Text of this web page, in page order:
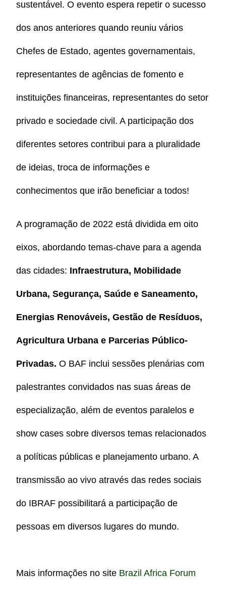
sustentável. O evento espera repetir o sucesso
dos anos anteriores quando reuniu vários
Chefes de Estado, agentes governamentais,
representantes de agências de fomento e
instituições financeiras, representantes do setor
privado e sociedade civil. A participação dos
diferentes setores contribui para a pluralidade
de ideias, troca de informações e
conhecimentos que irão beneficiar a todos!
A programação de 2022 está dividida em oito
eixos, abordando temas-chave para a agenda
das cidades: Infraestrutura, Mobilidade
Urbana, Segurança, Saúde e Saneamento,
Energias Renováveis, Gestão de Resíduos,
Agricultura Urbana e Parcerias Público-
Privadas. O BAF inclui sessões plenárias com
palestrantes convidados nas suas áreas de
especialização, além de eventos paralelos e
show cases sobre diversos temas relacionados
a políticas públicas e planejamento urbano. A
transmissão ao vivo através das redes sociais
do IBRAF possibilitará a participação de
pessoas em diversos lugares do mundo.
Mais informações no site Brazil Africa Forum